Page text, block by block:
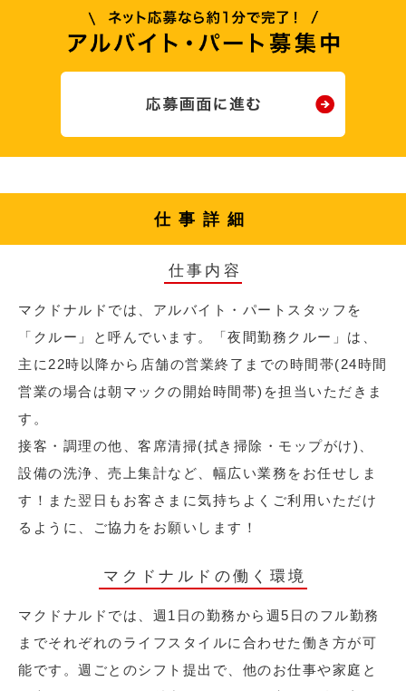
仕事詳細
仕事内容
マクドナルドでは、アルバイト・パートスタッフを
「クルー」と呼んでいます。「夜間勤務クルー」は、
主に22時以降から店舗の営業終了までの時間帯(24時間
営業の場合は朝マックの開始時間帯)を担当いただきま
す。
接客・調理の他、客席清掃(拭き掃除・モップがけ)、
設備の洗浄、売上集計など、幅広い業務をお任せしま
す！また翌日もお客さまに気持ちよくご利用いただけ
るように、ご協力をお願いします！
マクドナルドの働く環境
マクドナルドでは、週1日の勤務から週5日のフル勤務
までそれぞれのライフスタイルに合わせた働き方が可
能です。週ごとのシフト提出で、他のお仕事や家庭と